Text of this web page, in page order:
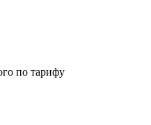
по тарифу